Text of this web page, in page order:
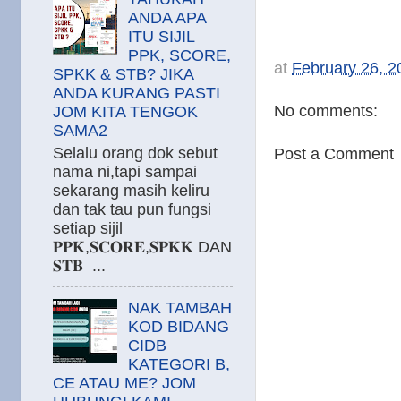
at February 26,
No comments:
Post a Comment
ANDA APA
ITU SIJIL
PPK, SCORE,
SPKK & STB? JIKA
ANDA KURANG PASTI
JOM KITA TENGOK
SAMA2
Selalu orang dok sebut
nama ni,tapi sampai
sekarang masih keliru
dan tak tau pun fungsi
setiap sijil
𝐏𝐏𝐊,𝐒𝐂𝐎𝐑𝐄,𝐒𝐏𝐊𝐊 DAN
𝐒𝐓𝐁 ...
NAK TAMBAH
KOD BIDANG
CIDB
KATEGORI B,
CE ATAU ME? JOM